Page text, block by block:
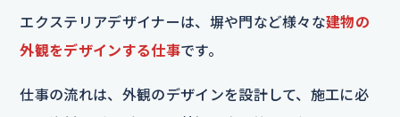
エクステリアデザイナーは、塀や門など様々な建物の
外観をデザインする仕事です。
仕事の流れは、外観のデザインを設計して、施工に必